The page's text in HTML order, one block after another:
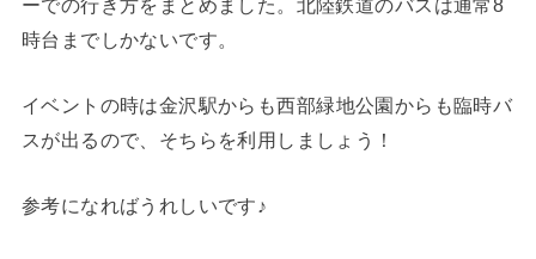
ーでの行き方をまとめました。北陸鉄道のバスは通常8
時台までしかないです。
イベントの時は金沢駅からも西部緑地公園からも臨時バ
スが出るので、そちらを利用しましょう！
参考になればうれしいです♪